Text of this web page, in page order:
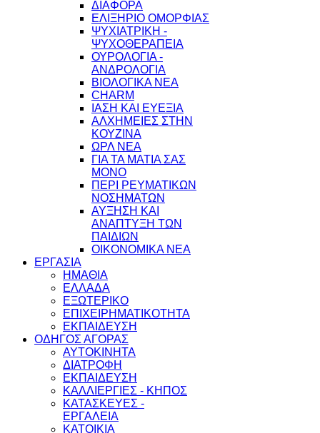
ΔΙΑΦΟΡΑ
ΕΛΙΞΗΡΙΟ ΟΜΟΡΦΙΑΣ
ΨΥΧΙΑΤΡΙΚΗ -
ΨΥΧΟΘΕΡΑΠΕΙΑ
ΟΥΡΟΛΟΓΙΑ -
ΑΝΔΡΟΛΟΓΙΑ
ΒΙΟΛΟΓΙΚΑ ΝΕΑ
CHARM
ΙΑΣΗ ΚΑΙ ΕΥΕΞΙΑ
ΑΛΧΗΜΕΙΕΣ ΣΤΗΝ
ΚΟΥΖΙΝΑ
ΩΡΛ ΝEA
ΓΙΑ ΤΑ ΜΑΤΙΑ ΣΑΣ
ΜΟΝΟ
ΠΕΡΙ ΡΕΥΜΑΤΙΚΩΝ
ΝΟΣΗΜΑΤΩΝ
ΑΥΞΗΣΗ ΚΑΙ
ΑΝΑΠΤΥΞΗ ΤΩΝ
ΠΑΙΔΙΩΝ
ΟΙΚΟΝΟΜΙΚΑ ΝΕΑ
ΕΡΓΑΣΙΑ
ΗΜΑΘΙΑ
ΕΛΛΑΔΑ
ΕΞΩΤΕΡΙΚΟ
ΕΠΙΧΕΙΡΗΜΑΤΙΚΟΤΗΤΑ
ΕΚΠΑΙΔΕΥΣΗ
ΟΔΗΓΟΣ ΑΓΟΡΑΣ
ΑΥΤΟΚΙΝΗΤΑ
ΔΙΑΤΡΟΦΗ
ΕΚΠΑΙΔΕΥΣΗ
ΚΑΛΛΙΕΡΓΙΕΣ - ΚΗΠΟΣ
ΚΑΤΑΣΚΕΥΕΣ -
ΕΡΓΑΛΕΙΑ
ΚΑΤΟΙΚΙΑ